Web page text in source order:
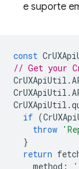
e suporte
const
// Get your
CrUXApiUtil .
CrUXApiUtil .
CrUXApiUtil .
if (
throw
}
return
method :